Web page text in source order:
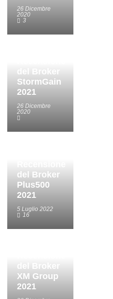
26 Dicembre
2020
3
del Broker
StormGain
2021
26 Dicembre
2020
del Broker
Plus500
2021
5 Luglio 2022
16
del Broker
XM Group
2021